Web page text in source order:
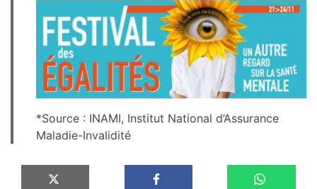
*Source : INAMI, Institut National d’Assurance
Maladie-Invalidité